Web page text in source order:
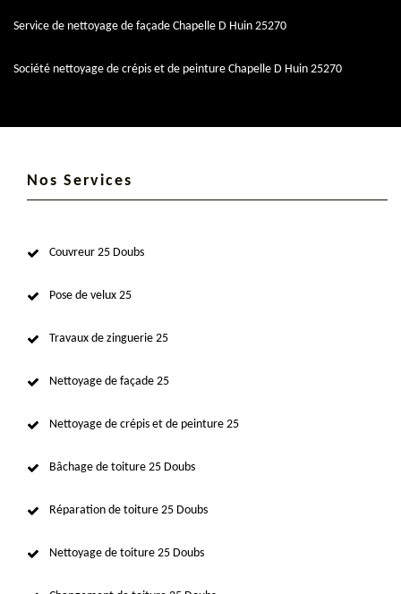
Service de nettoyage de façade Chapelle D Huin 25270
Société nettoyage de crépis et de peinture Chapelle D Huin 25270
Nos Services
Couvreur 25 Doubs
Pose de velux 25
Travaux de zinguerie 25
Nettoyage de façade 25
Nettoyage de crépis et de peinture 25
Bâchage de toiture 25 Doubs
Réparation de toiture 25 Doubs
Nettoyage de toiture 25 Doubs